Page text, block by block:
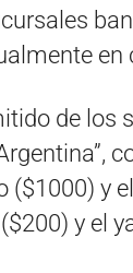
en
de los
($1000) y
y el